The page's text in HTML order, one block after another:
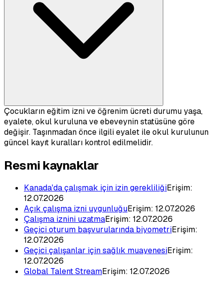
Çocukların eğitim izni ve öğrenim ücreti durumu yaşa,
eyalete, okul kuruluna ve ebeveynin statüsüne göre
değişir. Taşınmadan önce ilgili eyalet ile okul kurulunun
güncel kayıt kuralları kontrol edilmelidir.
Resmi kaynaklar
Kanada'da çalışmak için izin gerekliliğiErişim:
12.07.2026
Açık çalışma izni uygunluğuErişim: 12.07.2026
Çalışma iznini uzatmaErişim: 12.07.2026
Geçici oturum başvurularında biyometriErişim:
12.07.2026
Geçici çalışanlar için sağlık muayenesiErişim:
12.07.2026
Global Talent StreamErişim: 12.07.2026